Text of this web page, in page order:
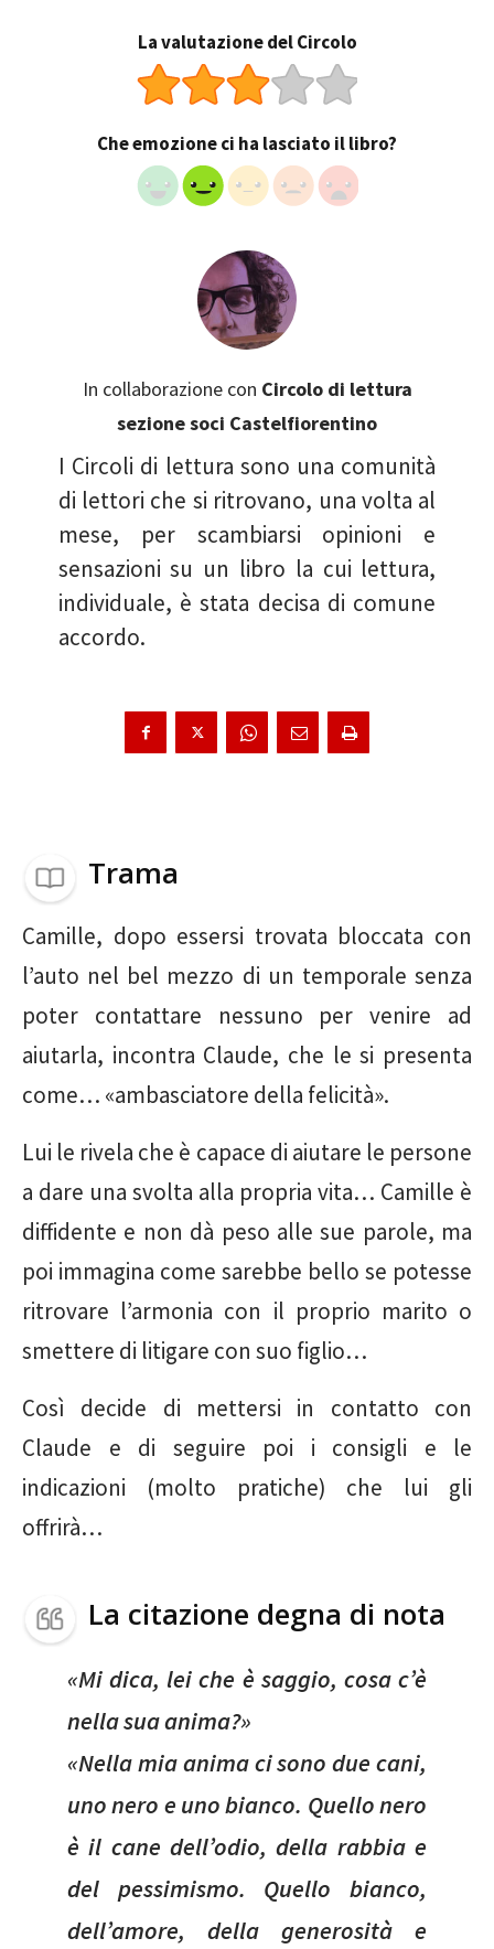
La valutazione del Circolo
Che emozione ci ha lasciato il libro?
In collaborazione con Circolo di lettura
sezione soci Castelfiorentino
I Circoli di lettura sono una comunità
di lettori che si ritrovano, una volta al
mese, per scambiarsi opinioni e
sensazioni su un libro la cui lettura,
individuale, è stata decisa di comune
accordo.
Trama
Camille, dopo essersi trovata bloccata con
l’auto nel bel mezzo di un temporale senza
poter contattare nessuno per venire ad
aiutarla, incontra Claude, che le si presenta
come… «ambasciatore della felicità».
Lui le rivela che è capace di aiutare le persone
a dare una svolta alla propria vita… Camille è
diffidente e non dà peso alle sue parole, ma
poi immagina come sarebbe bello se potesse
ritrovare l’armonia con il proprio marito o
smettere di litigare con suo figlio…
Così decide di mettersi in contatto con
Claude e di seguire poi i consigli e le
indicazioni (molto pratiche) che lui gli
offrirà…
La citazione degna di nota
«Mi dica, lei che è saggio, cosa c’è
nella sua anima?»
«Nella mia anima ci sono due cani,
uno nero e uno bianco. Quello nero
è il cane dell’odio, della rabbia e
del pessimismo. Quello bianco,
dell’amore, della generosità e